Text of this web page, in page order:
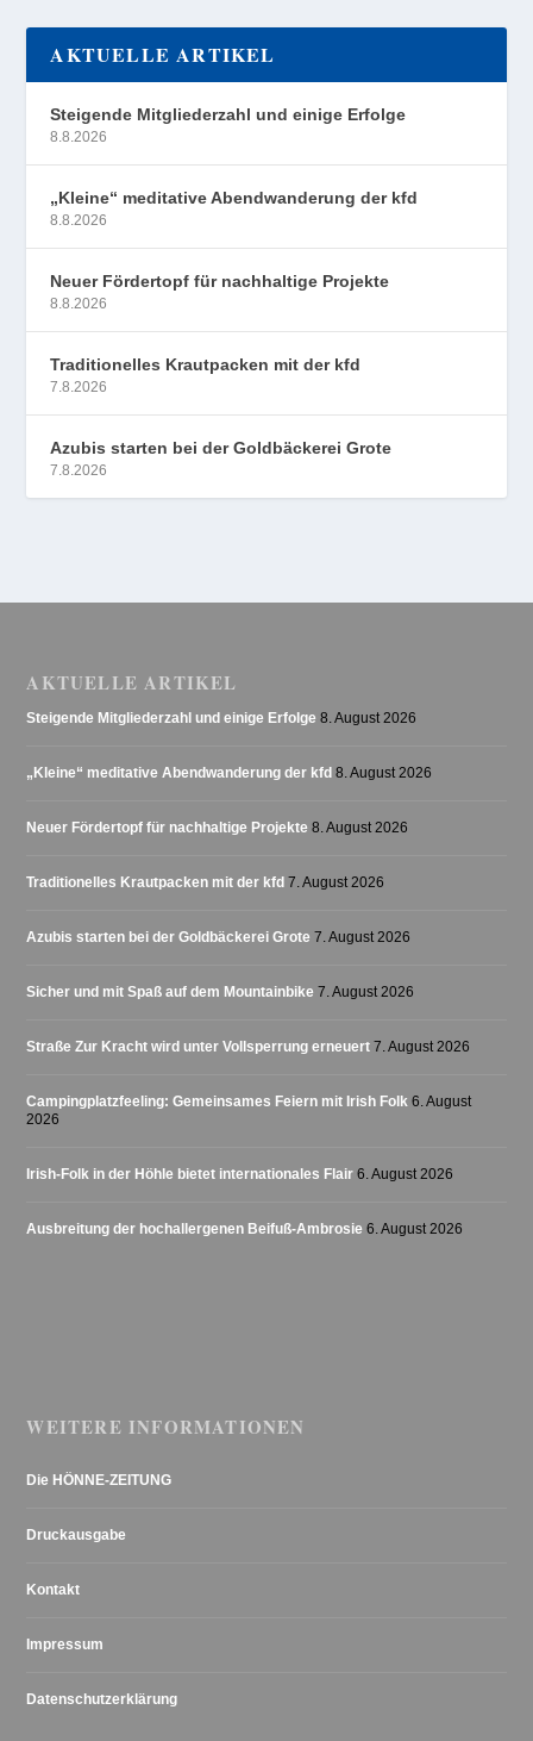
AKTUELLE ARTIKEL
Steigende Mitgliederzahl und einige Erfolge
8.8.2026
„Kleine“ meditative Abendwanderung der kfd
8.8.2026
Neuer Fördertopf für nachhaltige Projekte
8.8.2026
Traditionelles Krautpacken mit der kfd
7.8.2026
Azubis starten bei der Goldbäckerei Grote
7.8.2026
AKTUELLE ARTIKEL
Steigende Mitgliederzahl und einige Erfolge 8. August 2026
„Kleine“ meditative Abendwanderung der kfd 8. August 2026
Neuer Fördertopf für nachhaltige Projekte 8. August 2026
Traditionelles Krautpacken mit der kfd 7. August 2026
Azubis starten bei der Goldbäckerei Grote 7. August 2026
Sicher und mit Spaß auf dem Mountainbike 7. August 2026
Straße Zur Kracht wird unter Vollsperrung erneuert 7. August 2026
Campingplatzfeeling: Gemeinsames Feiern mit Irish Folk 6. August
2026
Irish-Folk in der Höhle bietet internationales Flair 6. August 2026
Ausbreitung der hochallergenen Beifuß-Ambrosie 6. August 2026
WEITERE INFORMATIONEN
Die HÖNNE-ZEITUNG
Druckausgabe
Kontakt
Impressum
Datenschutzerklärung